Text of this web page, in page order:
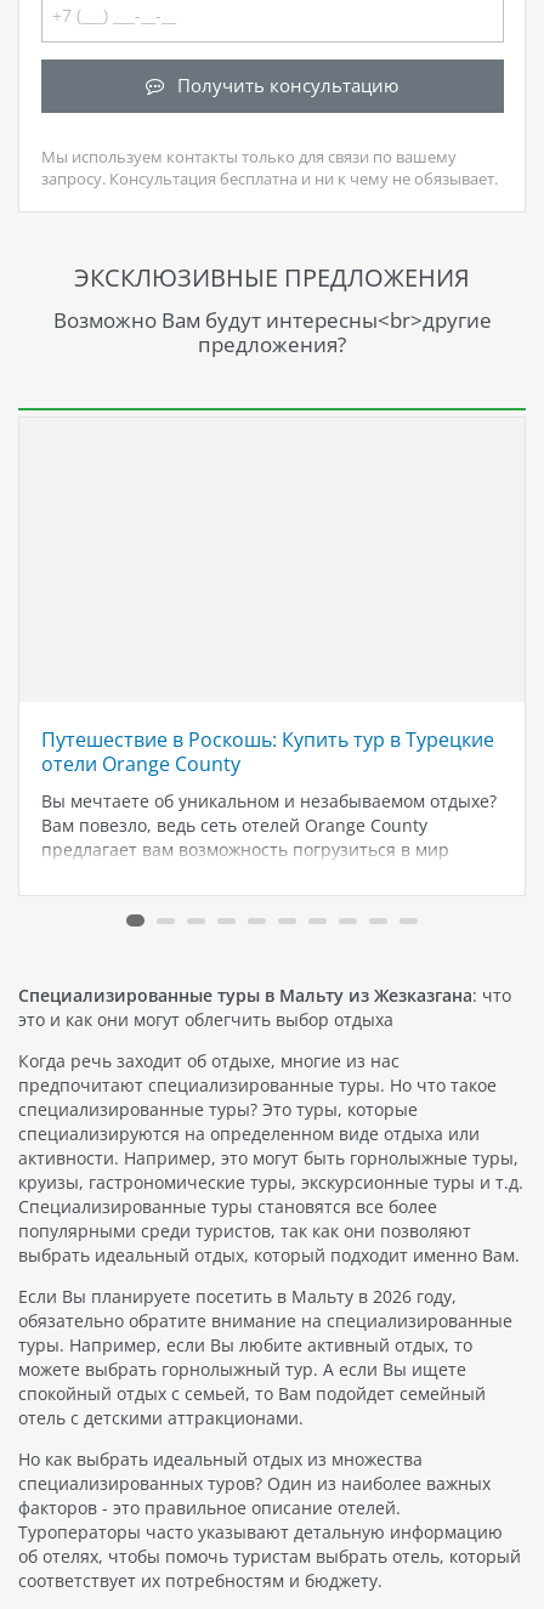
Получить консультацию
Мы используем контакты только для связи по вашему
запросу. Консультация бесплатна и ни к чему не обязывает.
ЭКСКЛЮЗИВНЫЕ ПРЕДЛОЖЕНИЯ
Возможно Вам будут интересны<br>другие
предложения?
Путешествие в Роскошь: Купить тур в Турецкие
отели Orange County
Вы мечтаете об уникальном и незабываемом отдыхе?
Вам повезло, ведь сеть отелей Orange County
предлагает вам возможность погрузиться в мир
уголков Турции. Турецкие отели Orange County - это
не просто место для…
Специализированные туры в Мальту из Жезказгана: что
это и как они могут облегчить выбор отдыха
Когда речь заходит об отдыхе, многие из нас
предпочитают специализированные туры. Но что такое
специализированные туры? Это туры, которые
специализируются на определенном виде отдыха или
активности. Например, это могут быть горнолыжные туры,
круизы, гастрономические туры, экскурсионные туры и т.д.
Специализированные туры становятся все более
популярными среди туристов, так как они позволяют
выбрать идеальный отдых, который подходит именно Вам.
Если Вы планируете посетить в Мальту в 2026 году,
обязательно обратите внимание на специализированные
туры. Например, если Вы любите активный отдых, то
можете выбрать горнолыжный тур. А если Вы ищете
спокойный отдых с семьей, то Вам подойдет семейный
отель с детскими аттракционами.
Но как выбрать идеальный отдых из множества
специализированных туров? Один из наиболее важных
факторов - это правильное описание отелей.
Туроператоры часто указывают детальную информацию
об отелях, чтобы помочь туристам выбрать отель, который
соответствует их потребностям и бюджету.